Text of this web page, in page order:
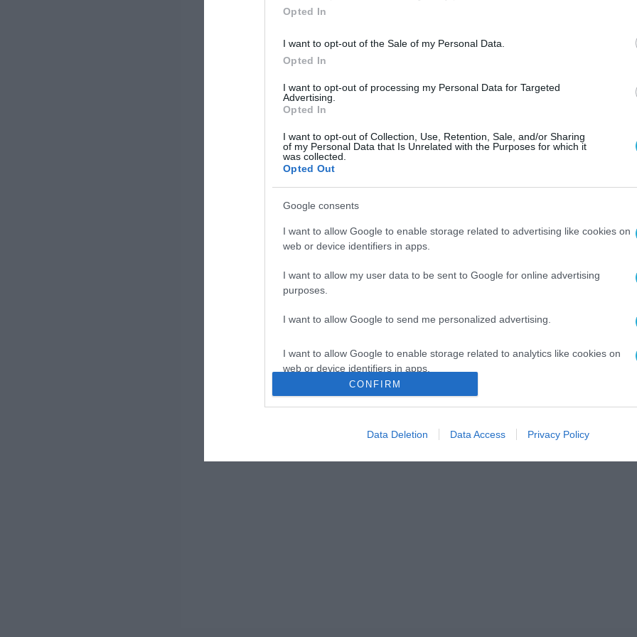
Opted In
I want to opt-out of the Sale of my Personal Data.
Opted In
I want to opt-out of processing my Personal Data for Targeted
Advertising.
Opted In
I want to opt-out of Collection, Use, Retention, Sale, and/or Sharing
of my Personal Data that Is Unrelated with the Purposes for which it
was collected.
Opted Out
Google consents
I want to allow Google to enable storage related to advertising like cookies on
web or device identifiers in apps.
I want to allow my user data to be sent to Google for online advertising
purposes.
I want to allow Google to send me personalized advertising.
I want to allow Google to enable storage related to analytics like cookies on
web or device identifiers in apps.
I want to allow Google to enable storage related to functionality of the website
I want to allow Google to enable storage related to personalization.
CONFIRM
Data Deletion Data Access Privacy Policy